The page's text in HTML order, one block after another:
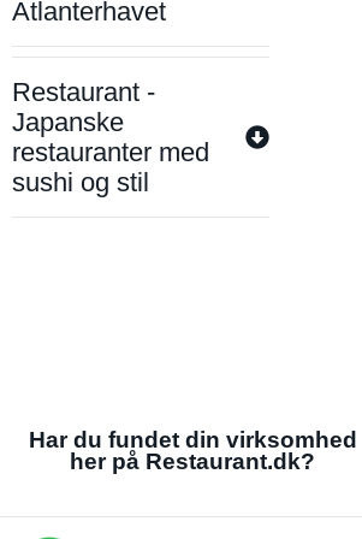
Atlanterhavet
Restaurant -
Japanske
restauranter med
sushi og stil
Har du fundet din virksomhed
her på Restaurant.dk?